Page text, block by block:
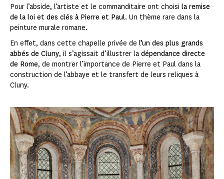
Pour l’abside, l’artiste et le commanditaire ont choisi la remise
de la loi et des clés à Pierre et Paul. Un thème rare dans la
peinture murale romane.
En effet, dans cette chapelle privée de l’un des plus grands
abbés de Cluny, il s’agissait d’illustrer la dépendance directe
de Rome, de montrer l’importance de Pierre et Paul dans la
construction de l’abbaye et le transfert de leurs reliques à
Cluny.